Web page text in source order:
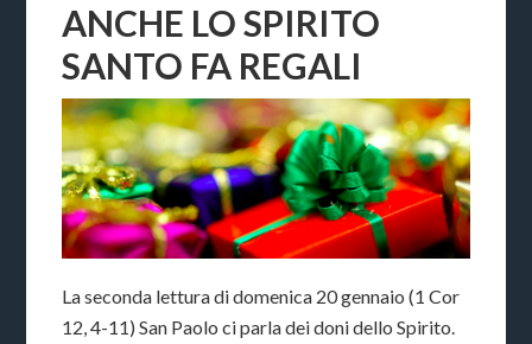
ANCHE LO SPIRITO
SANTO FA REGALI
La seconda lettura di domenica 20 gennaio (1 Cor
12, 4-11) San Paolo ci parla dei doni dello Spirito.